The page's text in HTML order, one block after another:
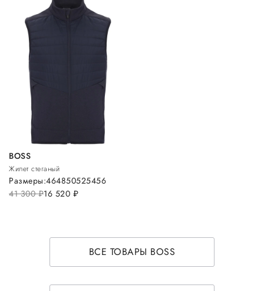
BOSS
Жилет стеганый
41 300руб.16 520 руб.
Размеры:464850525456
ВСЕ ТОВАРЫ BOSS